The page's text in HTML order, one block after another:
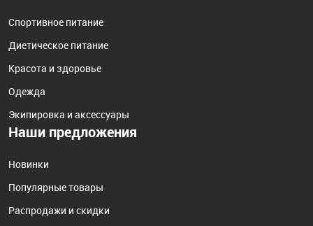
Спортивное питание
Диетическое питание
Красота и здоровье
Одежда
Экипировка и аксессуары
Наши предложения
Новинки
Популярные товары
Распродажи и скидки